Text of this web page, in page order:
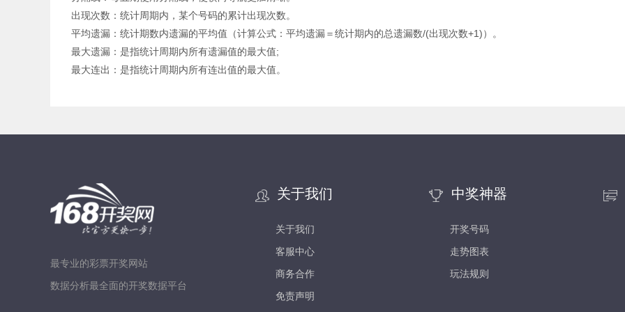
出现次数：统计周期内，某个号码的累计出现次数。
平均遗漏：统计期数内遗漏的平均值（计算公式：平均遗漏＝统计期内的总遗漏数/(出现次数+1)）。
最大遗漏：是指统计周期内所有遗漏值的最大值;
最大连出：是指统计周期内所有连出值的最大值。
最专业的彩票开奖网站
数据分析最全面的开奖数据平台
关于我们
关于我们
客服中心
商务合作
免责声明
中奖神器
开奖号码
走势图表
玩法规则